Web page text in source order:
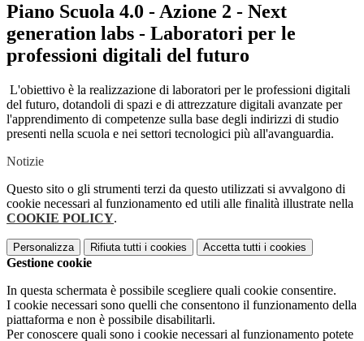
Piano Scuola 4.0 - Azione 2 - Next
generation labs - Laboratori per le
professioni digitali del futuro
L'obiettivo è la realizzazione di laboratori per le professioni digitali
del futuro, dotandoli di spazi e di attrezzature digitali avanzate per
l'apprendimento di competenze sulla base degli indirizzi di studio
presenti nella scuola e nei settori tecnologici più all'avanguardia.
Notizie
Questo sito o gli strumenti terzi da questo utilizzati si avvalgono di
cookie necessari al funzionamento ed utili alle finalità illustrate nella
COOKIE POLICY.
Personalizza Rifiuta tutti i cookies Accetta tutti i cookies
Gestione cookie
In questa schermata è possibile scegliere quali cookie consentire.
I cookie necessari sono quelli che consentono il funzionamento della
piattaforma e non è possibile disabilitarli.
Per conoscere quali sono i cookie necessari al funzionamento potete